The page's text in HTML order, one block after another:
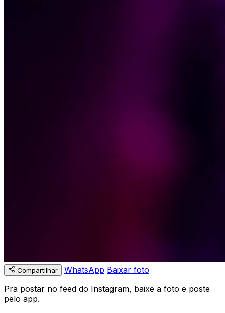
Compartilhar WhatsApp Baixar foto
Pra postar no feed do Instagram, baixe a foto e poste
pelo app.